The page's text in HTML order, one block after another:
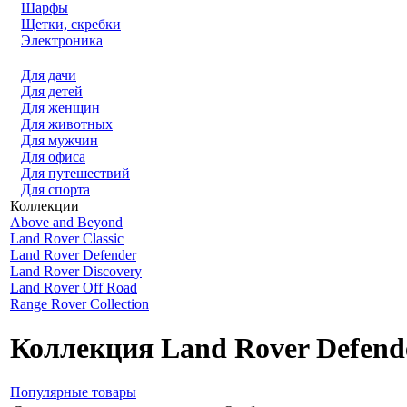
Шарфы
Щетки, скребки
Электроника
Для дачи
Для детей
Для женщин
Для животных
Для мужчин
Для офиса
Для путешествий
Для спорта
Коллекции
Above and Beyond
Land Rover Classic
Land Rover Defender
Land Rover Discovery
Land Rover Off Road
Range Rover Collection
Коллекция Land Rover
Популярные товары